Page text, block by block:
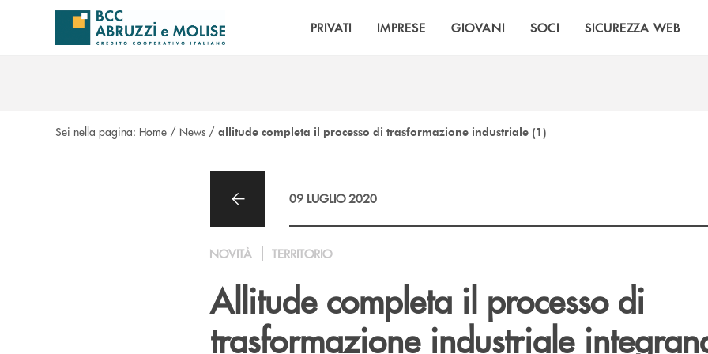
Salta al contenuto principale
PRIVATI IMPRESE GIOVANI SOCI SICUREZZA WEB
Sei nella pagina: Home / News / allitude completa il processo di trasformazione industriale (1)
09 LUGLIO 2020
NOVITÀ TERRITORIO
Allitude completa il processo di
trasformazione industriale